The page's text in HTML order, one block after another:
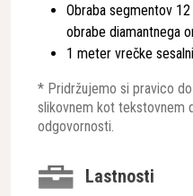
Obraba segmentov
obrabe diamantnega
1 meter vrečke
* Pridržujemo si pravico
slikovnem kot tekstovnem
odgovornosti.
Lastnosti